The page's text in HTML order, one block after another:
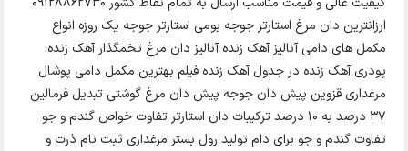
ارزانترین دان مرغ استارتر جوجه بومی استارتر جوجه یک روزه انواع
مکمل های دامی آنالیز آهک زنده آنالیز دان مرغ تخمگذار آهک زنده
پودری آهک زنده در جدول آهک زنده فیلم بهترین مکمل دامی پوشال
مرغداری قزوین پیش دان جوجه پیش دان مرغ گوشتی تبدیل فرمالین
37 درصد به 10 درصد ترکیبات دان استارتر تفاوت خواص گندم و جو
تفاوت گندم و جو برای دام تولید رول بستر مرغداری ثبت نام ذرت و